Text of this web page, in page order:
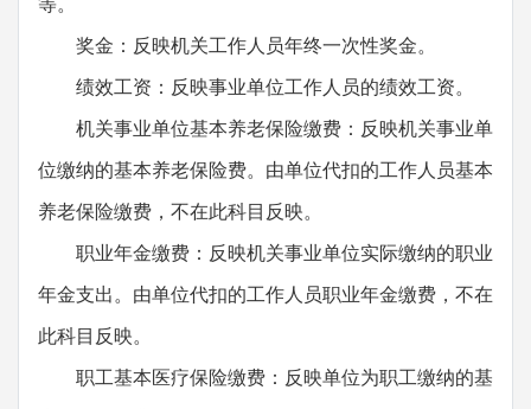
奖金：反映机关工作人员年终一次性奖金。
绩效工资：反映事业单位工作人员的绩效工资。
机关事业单位基本养老保险缴费：反映机关事业单
位缴纳的基本养老保险费。由单位代扣的工作人员基本
养老保险缴费，不在此科目反映。
职业年金缴费：反映机关事业单位实际缴纳的职业
年金支出。由单位代扣的工作人员职业年金缴费，不在
此科目反映。
职工基本医疗保险缴费：反映单位为职工缴纳的基